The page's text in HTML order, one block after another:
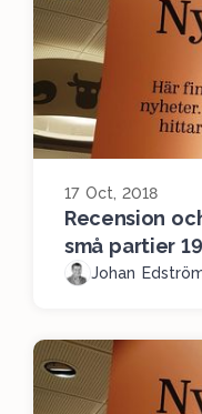
17 Oct, 2018
Recension
små partier
Johan